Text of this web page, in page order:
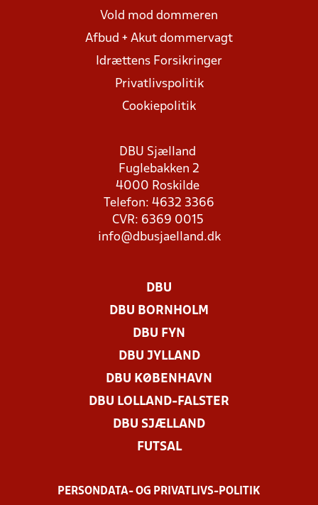
Vold mod dommeren
Afbud + Akut dommervagt
Idrættens Forsikringer
Privatlivspolitik
Cookiepolitik
DBU Sjælland
Fuglebakken 2
4000 Roskilde
Telefon: 4632 3366
CVR: 6369 0015
info@dbusjaelland.dk
DBU
DBU BORNHOLM
DBU FYN
DBU JYLLAND
DBU KØBENHAVN
DBU LOLLAND-FALSTER
DBU SJÆLLAND
FUTSAL
PERSONDATA- OG PRIVATLIVS-POLITIK